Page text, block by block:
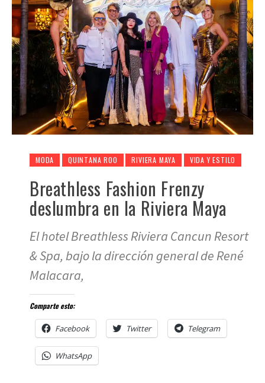
MODA QUINTANA ROO RIVIERA MAYA VIDA Y ESTILO
Breathless Fashion Frenzy
deslumbra en la Riviera Maya
El hotel Breathless Riviera Cancun Resort
& Spa, bajo la dirección general de René
Malacara,
Comparte esto:
Facebook Twitter Telegram
WhatsApp